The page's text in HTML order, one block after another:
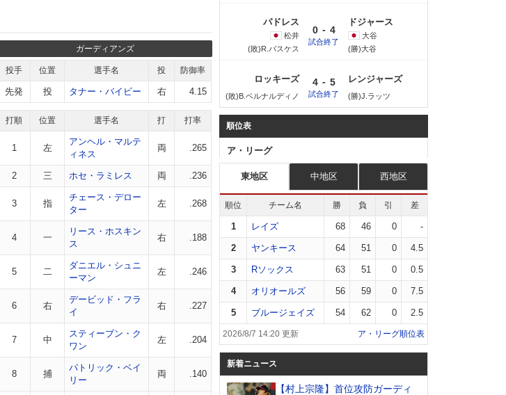
ガーディアンズ
投手 位置 選手名 投 防御率
先発 投 タナー・バイビー 右 4.15
打順 位置 選手名 打 打率
1 左
アンヘル・マルテ
ィネス
両 .265
2 三 ホセ・ラミレス 両 .236
3 指
チェース・デロー
ター
左 .268
4 一
リース・ホスキン
ス
右 .188
5 二
ダニエル・シュニ
ーマン
左 .246
6 右
デービッド・フラ
イ
右 .227
7 中
スティーブン・ク
ワン
左 .204
8 捕
パトリック・ベイ
リー
両 .140
パドレス
松井
(敗)R.バスケス
0 - 4
試合終了
ドジャース
大谷
(勝)大谷
ロッキーズ
(敗)B.ベルナルディノ
4 - 5
試合終了
レンジャーズ
(勝)J.ラッツ
順位表
ア・リーグ
東地区 中地区 西地区
順位 チーム名 勝 負 引 差
1 レイズ 68 46 0 -
2 ヤンキース 64 51 0 4.5
3 Rソックス 63 51 0 0.5
4 オリオールズ 56 59 0 7.5
5 ブルージェイズ 54 62 0 2.5
2026/8/7 14:20 更新 ア・リーグ順位表
新着ニュース
【村上宗隆】首位攻防ガーディ